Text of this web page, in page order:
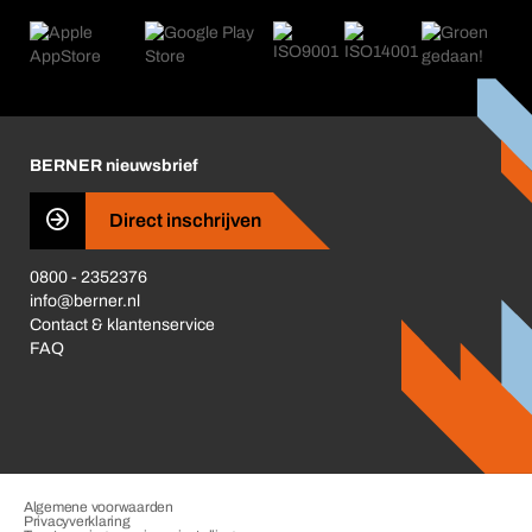
Productwijzers
Nieuws
Wat ons drijft
BERNER nieuwsbrief
Direct inschrijven
0800 - 2352376
info@berner.nl
Contact & klantenservice
FAQ
Algemene voorwaarden
Privacyverklaring